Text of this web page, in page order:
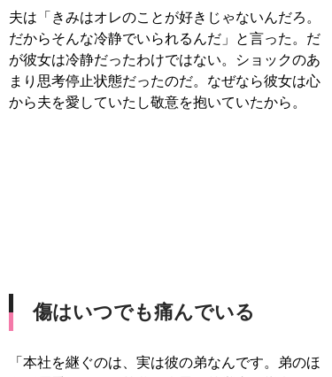
夫は「きみはオレのことが好きじゃないんだろ。
だからそんな冷静でいられるんだ」と言った。だ
が彼女は冷静だったわけではない。ショックのあ
まり思考停止状態だったのだ。なぜなら彼女は心
から夫を愛していたし敬意を抱いていたから。
傷はいつでも痛んでいる
「本社を継ぐのは、実は彼の弟なんです。弟のほ